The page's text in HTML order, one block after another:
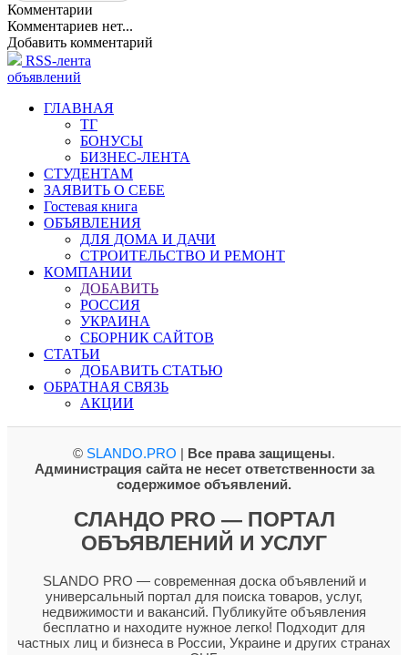
Комментарии
Комментариев нет...
Добавить комментарий
RSS-лента
объявлений
ГЛАВНАЯ
ТГ
БОНУСЫ
БИЗНЕС-ЛЕНТА
СТУДЕНТАМ
ЗАЯВИТЬ О СЕБЕ
Гостевая книга
ОБЪЯВЛЕНИЯ
ДЛЯ ДОМА И ДАЧИ
СТРОИТЕЛЬСТВО И РЕМОНТ
КОМПАНИИ
ДОБАВИТЬ
РОССИЯ
УКРАИНА
СБОРНИК САЙТОВ
СТАТЬИ
ДОБАВИТЬ СТАТЬЮ
ОБРАТНАЯ СВЯЗЬ
АКЦИИ
© SLANDO.PRO | Все права защищены.
Администрация сайта не несет ответственности за
содержимое объявлений.
СЛАНДО PRO — ПОРТАЛ
ОБЪЯВЛЕНИЙ И УСЛУГ
SLANDO PRO — современная доска объявлений и
универсальный портал для поиска товаров, услуг,
недвижимости и вакансий. Публикуйте объявления
бесплатно и находите нужное легко! Подходит для
частных лиц и бизнеса в России, Украине и других странах